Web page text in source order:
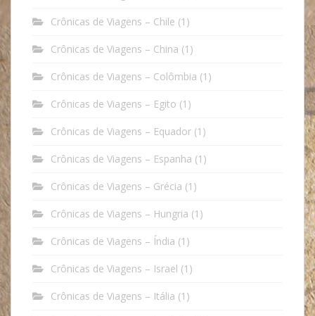
Crônicas de Viagens – Chile (1)
Crônicas de Viagens – China (1)
Crônicas de Viagens – Colômbia (1)
Crônicas de Viagens – Egito (1)
Crônicas de Viagens – Equador (1)
Crônicas de Viagens – Espanha (1)
Crônicas de Viagens – Grécia (1)
Crônicas de Viagens – Hungria (1)
Crônicas de Viagens – Índia (1)
Crônicas de Viagens – Israel (1)
Crônicas de Viagens – Itália (1)